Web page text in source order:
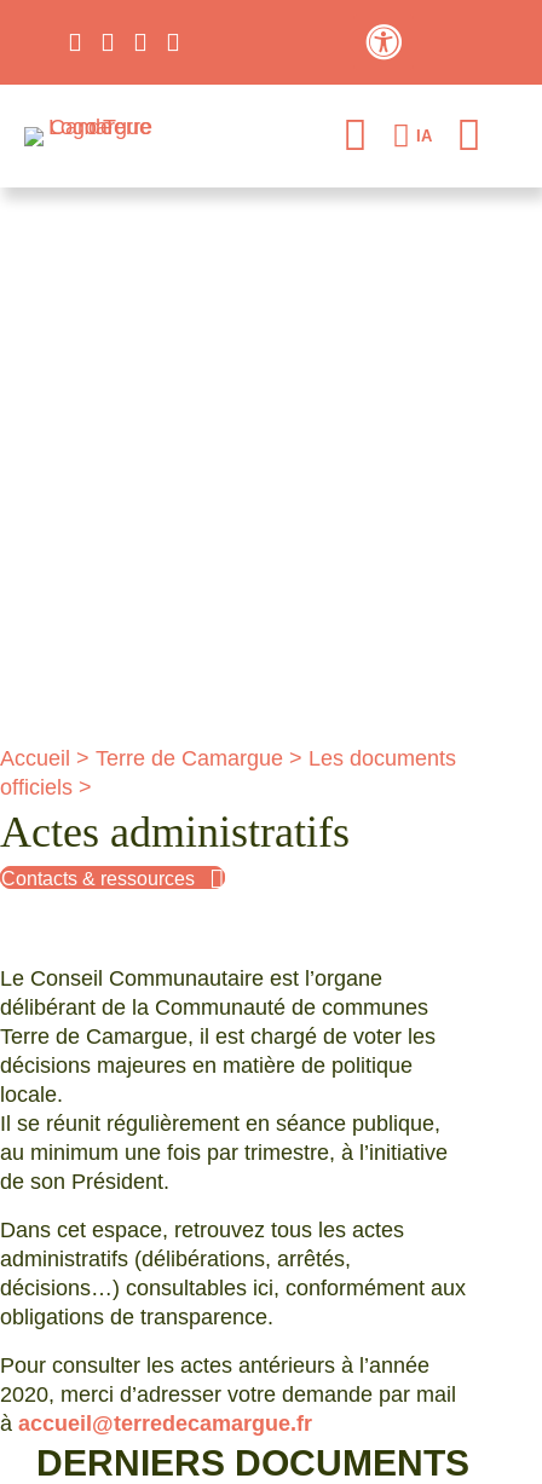
IA
Accueil > Terre de Camargue > Les documents
officiels >
Actes administratifs
Contacts & ressources
Le Conseil Communautaire est l’organe
délibérant de la Communauté de communes
Terre de Camargue, il est chargé de voter les
décisions majeures en matière de politique
locale.
Il se réunit régulièrement en séance publique,
au minimum une fois par trimestre, à l’initiative
de son Président.
Dans cet espace, retrouvez tous les actes
administratifs (délibérations, arrêtés,
décisions…) consultables ici, conformément aux
obligations de transparence.
Pour consulter les actes antérieurs à l’année
2020, merci d’adresser votre demande par mail
à accueil@terredecamargue.fr
DERNIERS DOCUMENTS